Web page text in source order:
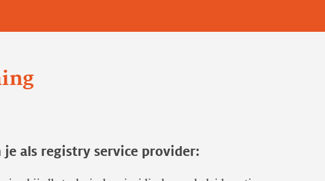
je als registry service provider: